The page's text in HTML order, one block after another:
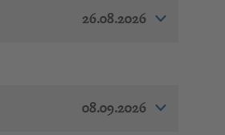
26.08.2026
08.09.2026